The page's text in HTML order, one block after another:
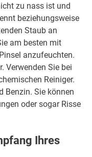
zu nass ist und
beziehungsweise
Staub an
am besten mit
anzufeuchten.
Verwenden Sie bei
Reiniger.
Benzin. Sie können
oder sogar Risse
Ihres